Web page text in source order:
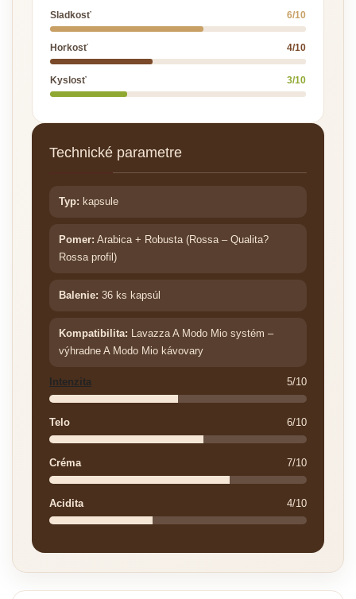
Sladkosť 6/10
Horkosť 4/10
Kyslosť 3/10
Technické parametre
Typ: kapsule
Pomer: Arabica + Robusta (Rossa – Qualita?
Rossa profil)
Balenie: 36 ks kapsúl
Kompatibilita: Lavazza A Modo Mio systém –
výhradne A Modo Mio kávovary
Intenzita 5/10
Telo 6/10
Créma 7/10
Acidita 4/10